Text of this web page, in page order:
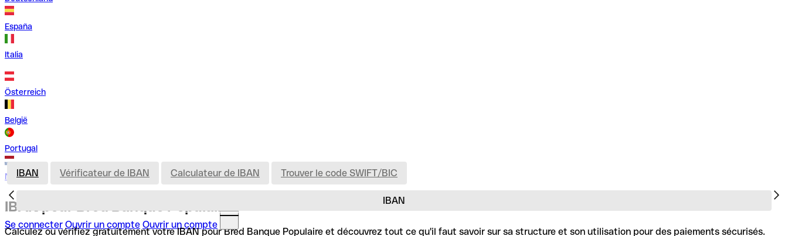
España
Italia
Österreich
België
Portugal
Nederland
Se connecter Ouvrir un compte Ouvrir un compte
IBAN
IBAN Vérificateur de IBAN Calculateur de IBAN Trouver le code SWIFT/BIC
IBAN pour Bred Banque Populaire
Calculez ou vérifiez gratuitement votre IBAN pour Bred Banque Populaire et découvrez tout ce qu'il faut savoir sur sa structure et son utilisation pour des paiements sécurisés.